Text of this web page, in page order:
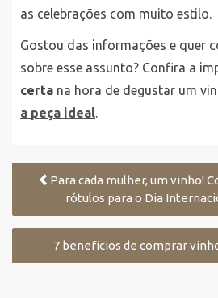
as celebrações com muito estilo.
Gostou das informações e quer
sobre esse assunto? Confira a
certa na hora de degustar um
a peça ideal.
Para cada mulher, um vinho!
rótulos para o Dia
7 benefícios de comprar